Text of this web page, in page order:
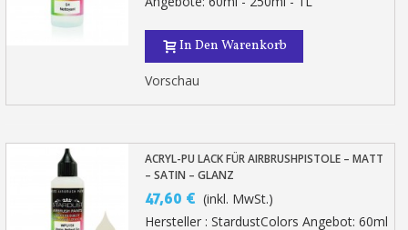
In Den Warenkorb
Vorschau
ACRYL-PU LACK FÜR AIRBRUSHPISTOLE – MATT
– SATIN – GLANZ
47,60 € (inkl. MwSt.)
Hersteller : StardustColors Angebot: 60ml